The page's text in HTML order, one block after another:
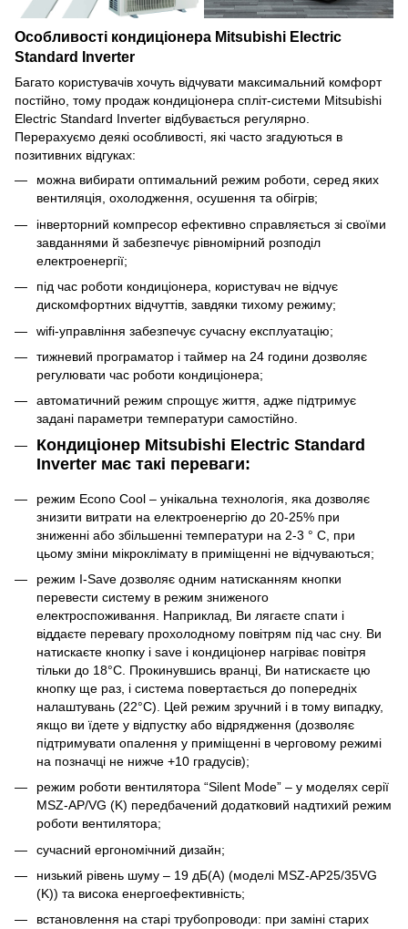
Особливості кондиціонера Mitsubishi Electric
Standard Inverter
Багато користувачів хочуть відчувати максимальний комфорт
постійно, тому продаж кондиціонера спліт-системи Mitsubishi
Electric Standard Inverter відбувається регулярно.
Перерахуємо деякі особливості, які часто згадуються в
позитивних відгуках:
можна вибирати оптимальний режим роботи, серед яких
вентиляція, охолодження, осушення та обігрів;
інверторний компресор ефективно справляється зі своїми
завданнями й забезпечує рівномірний розподіл
електроенергії;
під час роботи кондиціонера, користувач не відчує
дискомфортних відчуттів, завдяки тихому режиму;
wifi-управління забезпечує сучасну експлуатацію;
тижневий програматор і таймер на 24 години дозволяє
регулювати час роботи кондиціонера;
автоматичний режим спрощує життя, адже підтримує
задані параметри температури самостійно.
Кондиціонер Mitsubishi Electric Standard
Inverter має такі переваги:
режим Econo Cool – унікальна технологія, яка дозволяє
знизити витрати на електроенергію до 20-25% при
зниженні або збільшенні температури на 2-3 ° C, при
цьому зміни мікроклімату в приміщенні не відчуваються;
режим I-Save дозволяє одним натисканням кнопки
перевести систему в режим зниженого
електроспоживання. Наприклад, Ви лягаєте спати і
віддаєте перевагу прохолодному повітрям під час сну. Ви
натискаєте кнопку i save і кондиціонер нагріває повітря
тільки до 18°С. Прокинувшись вранці, Ви натискаєте цю
кнопку ще раз, і система повертається до попередніх
налаштувань (22°С). Цей режим зручний і в тому випадку,
якщо ви їдете у відпустку або відрядження (дозволяє
підтримувати опалення у приміщенні в черговому режимі
на позначці не нижче +10 градусів);
режим роботи вентилятора “Silent Mode” – у моделях серії
MSZ-AP/VG (K) передбачений додатковий надтихий режим
роботи вентилятора;
сучасний ергономічний дизайн;
низький рівень шуму – 19 дБ(А) (моделі MSZ-AP25/35VG
(K)) та висока енергоефективність;
встановлення на старі трубопроводи: при заміні старих